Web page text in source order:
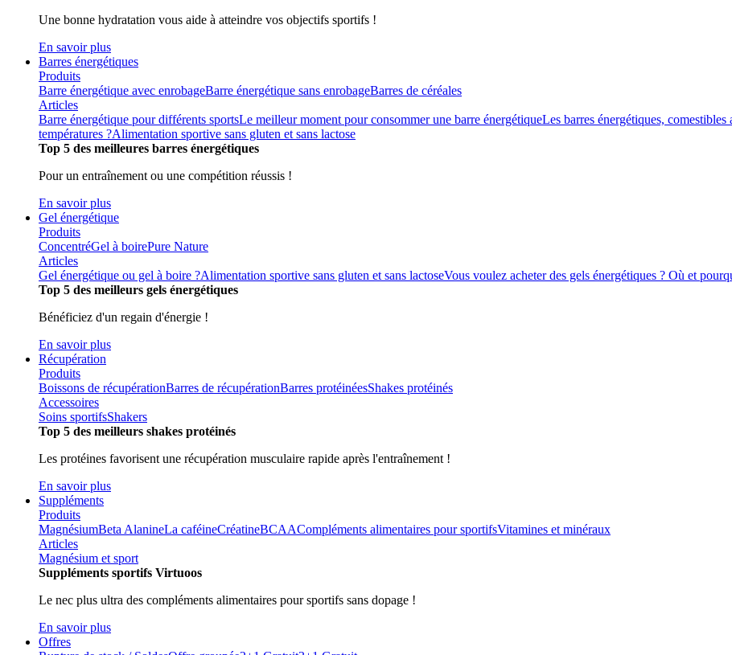
Une bonne hydratation vous aide à atteindre vos objectifs sportifs !
En savoir plus
Barres énergétiques
Produits
Barre énergétique avec enrobageBarre énergétique sans enrobageBarres de céréales
Articles
Barre énergétique pour différents sportsLe meilleur moment pour consommer une barre énergétiqueLes barres énergétiques,
températures ?Alimentation sportive sans gluten et sans lactose
Top 5 des meilleures barres énergétiques
Pour un entraînement ou une compétition réussis !
En savoir plus
Gel énergétique
Produits
ConcentréGel à boirePure Nature
Articles
Gel énergétique ou gel à boire ?Alimentation sportive sans gluten et sans lactoseVous voulez acheter des gels énergétiques ? Où et
Top 5 des meilleurs gels énergétiques
Bénéficiez d'un regain d'énergie !
En savoir plus
Récupération
Produits
Boissons de récupérationBarres de récupérationBarres protéinéesShakes protéinés
Accessoires
Soins sportifsShakers
Top 5 des meilleurs shakes protéinés
Les protéines favorisent une récupération musculaire rapide après l'entraînement !
En savoir plus
Suppléments
Produits
MagnésiumBeta AlanineLa caféineCréatineBCAACompléments alimentaires pour sportifsVitamines et minéraux
Articles
Magnésium et sport
Suppléments sportifs Virtuoos
Le nec plus ultra des compléments alimentaires pour sportifs sans dopage !
En savoir plus
Offres